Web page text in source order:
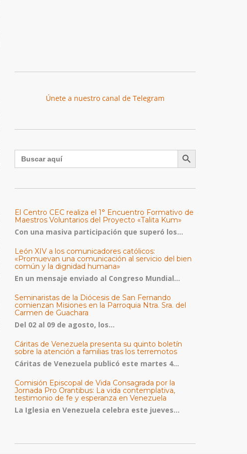
Únete a nuestro canal de Telegram
Buscar: Botón de búsqueda
El Centro CEC realiza el 1° Encuentro Formativo de
Maestros Voluntarios del Proyecto «Talita Kum»
Con una masiva participación que superó los...
León XIV a los comunicadores católicos:
«Promuevan una comunicación al servicio del bien
común y la dignidad humana»
En un mensaje enviado al Congreso Mundial...
Seminaristas de la Diócesis de San Fernando
comienzan Misiones en la Parroquia Ntra. Sra. del
Carmen de Guachara
Del 02 al 09 de agosto, los...
Cáritas de Venezuela presenta su quinto boletín
sobre la atención a familias tras los terremotos
Cáritas de Venezuela publicó este martes 4...
Comisión Episcopal de Vida Consagrada por la
Jornada Pro Orantibus: La vida contemplativa,
testimonio de fe y esperanza en Venezuela
La Iglesia en Venezuela celebra este jueves...